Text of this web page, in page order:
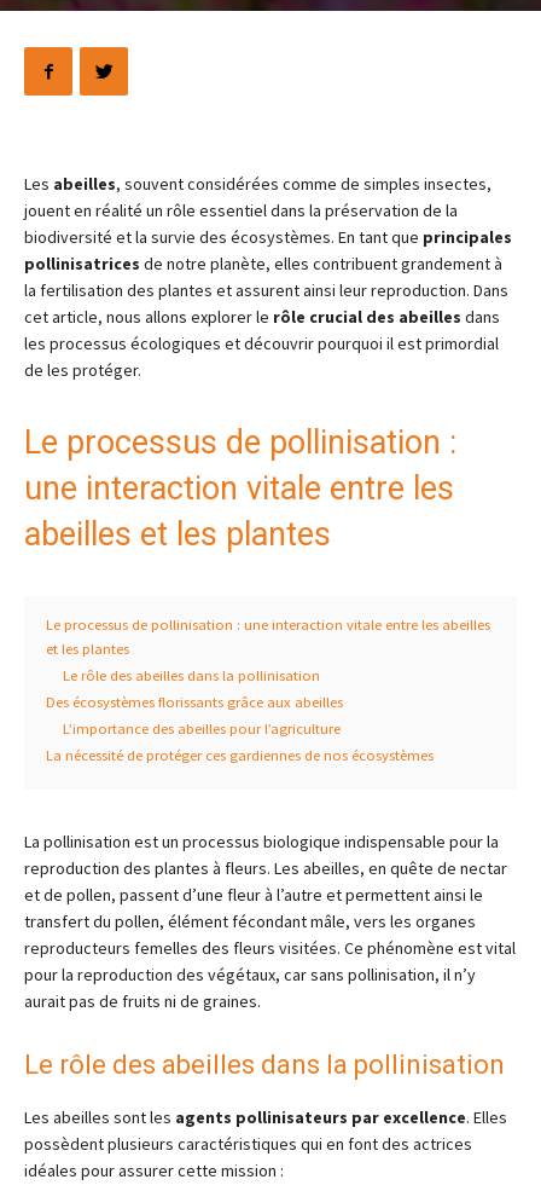
Les abeilles, souvent considérées comme de simples insectes,
jouent en réalité un rôle essentiel dans la préservation de la
biodiversité et la survie des écosystèmes. En tant que principales
pollinisatrices de notre planète, elles contribuent grandement à
la fertilisation des plantes et assurent ainsi leur reproduction. Dans
cet article, nous allons explorer le rôle crucial des abeilles dans
les processus écologiques et découvrir pourquoi il est primordial
de les protéger.
Le processus de pollinisation :
une interaction vitale entre les
abeilles et les plantes
Le processus de pollinisation : une interaction vitale entre les abeilles
et les plantes
Le rôle des abeilles dans la pollinisation
Des écosystèmes florissants grâce aux abeilles
L’importance des abeilles pour l’agriculture
La nécessité de protéger ces gardiennes de nos écosystèmes
La pollinisation est un processus biologique indispensable pour la
reproduction des plantes à fleurs. Les abeilles, en quête de nectar
et de pollen, passent d’une fleur à l’autre et permettent ainsi le
transfert du pollen, élément fécondant mâle, vers les organes
reproducteurs femelles des fleurs visitées. Ce phénomène est vital
pour la reproduction des végétaux, car sans pollinisation, il n’y
aurait pas de fruits ni de graines.
Le rôle des abeilles dans la pollinisation
Les abeilles sont les agents pollinisateurs par excellence. Elles
possèdent plusieurs caractéristiques qui en font des actrices
idéales pour assurer cette mission :